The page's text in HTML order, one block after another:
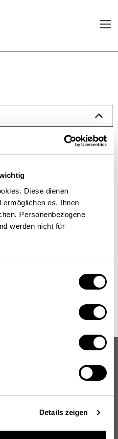
Diese dienen
es, Ihnen
Personenbezogene
werden nicht für
Details zeigen
0von0 > >>